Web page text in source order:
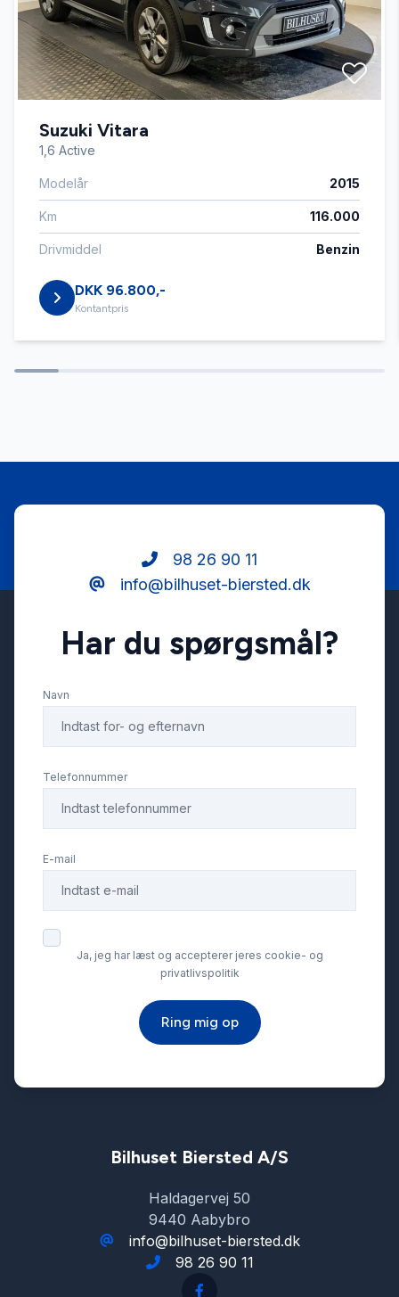
Automatisk parkeringssystem
Bakkamera
Bluetooth
Dæktryksystem
El-indstillelige forsæder
El-klapbare sidespejle
Højdejusterbart førersæde
Infocenter
Kørecomputer
Musikstreaming via bluetooth
Navigation
Ratgearskifte
Stofsæder
Suzuki Vitara
1,6 Active
Modelår 2015
Km 116.000
Drivmiddel Benzin
DKK 96.800,-
Kontantpris
98 26 90 11
info@bilhuset-biersted.dk
Har du spørgsmål?
Navn
Telefonnummer
E-mail
Ja, jeg har læst og accepterer jeres cookie- og
privatlivspolitik
Ring mig op
Bilhuset Biersted A/S
Haldagervej 50
9440 Aabybro
info@bilhuset-biersted.dk
98 26 90 11